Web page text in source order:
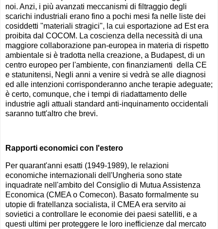
noi. Anzi, i più avanzati meccanismi di filtraggio degli
scarichi industriali erano fino a pochi mesi fa nelle liste dei
cosiddetti "materiali stragici", la cui esportazione ad Est era
proibita dal COCOM. La coscienza della necessità di una
maggiore collaborazione pan-europea in materia di rispetto
ambientale si è tradotta nella creazione, a Budapest, di un
centro europeo per l'ambiente, con finanziamenti della CE
e statunitensi, Negli anni a venire si vedrà se alle diagnosi
ed alle intenzioni corrisponderanno anche terapie adeguate;
è certo, comunque, che i tempi di riadattamento delle
industrie agli attuali standard anti-inquinamento occidentali
saranno tutt'altro che brevi.
Rapporti economici con l'estero
Per quarant'anni esatti (1949-1989), le relazioni
economiche internazionali dell'Ungheria sono state
inquadrate nell'ambito del Consiglio di Mutua Assistenza
Economica (CMEA o Comecon). Basato formalmente su
utopie di fratellanza socialista, il CMEA era servito ai
sovietici a controllare le economie dei paesi satelliti, e a
questi ultimi per proteggere le loro inefficienze dal mercato